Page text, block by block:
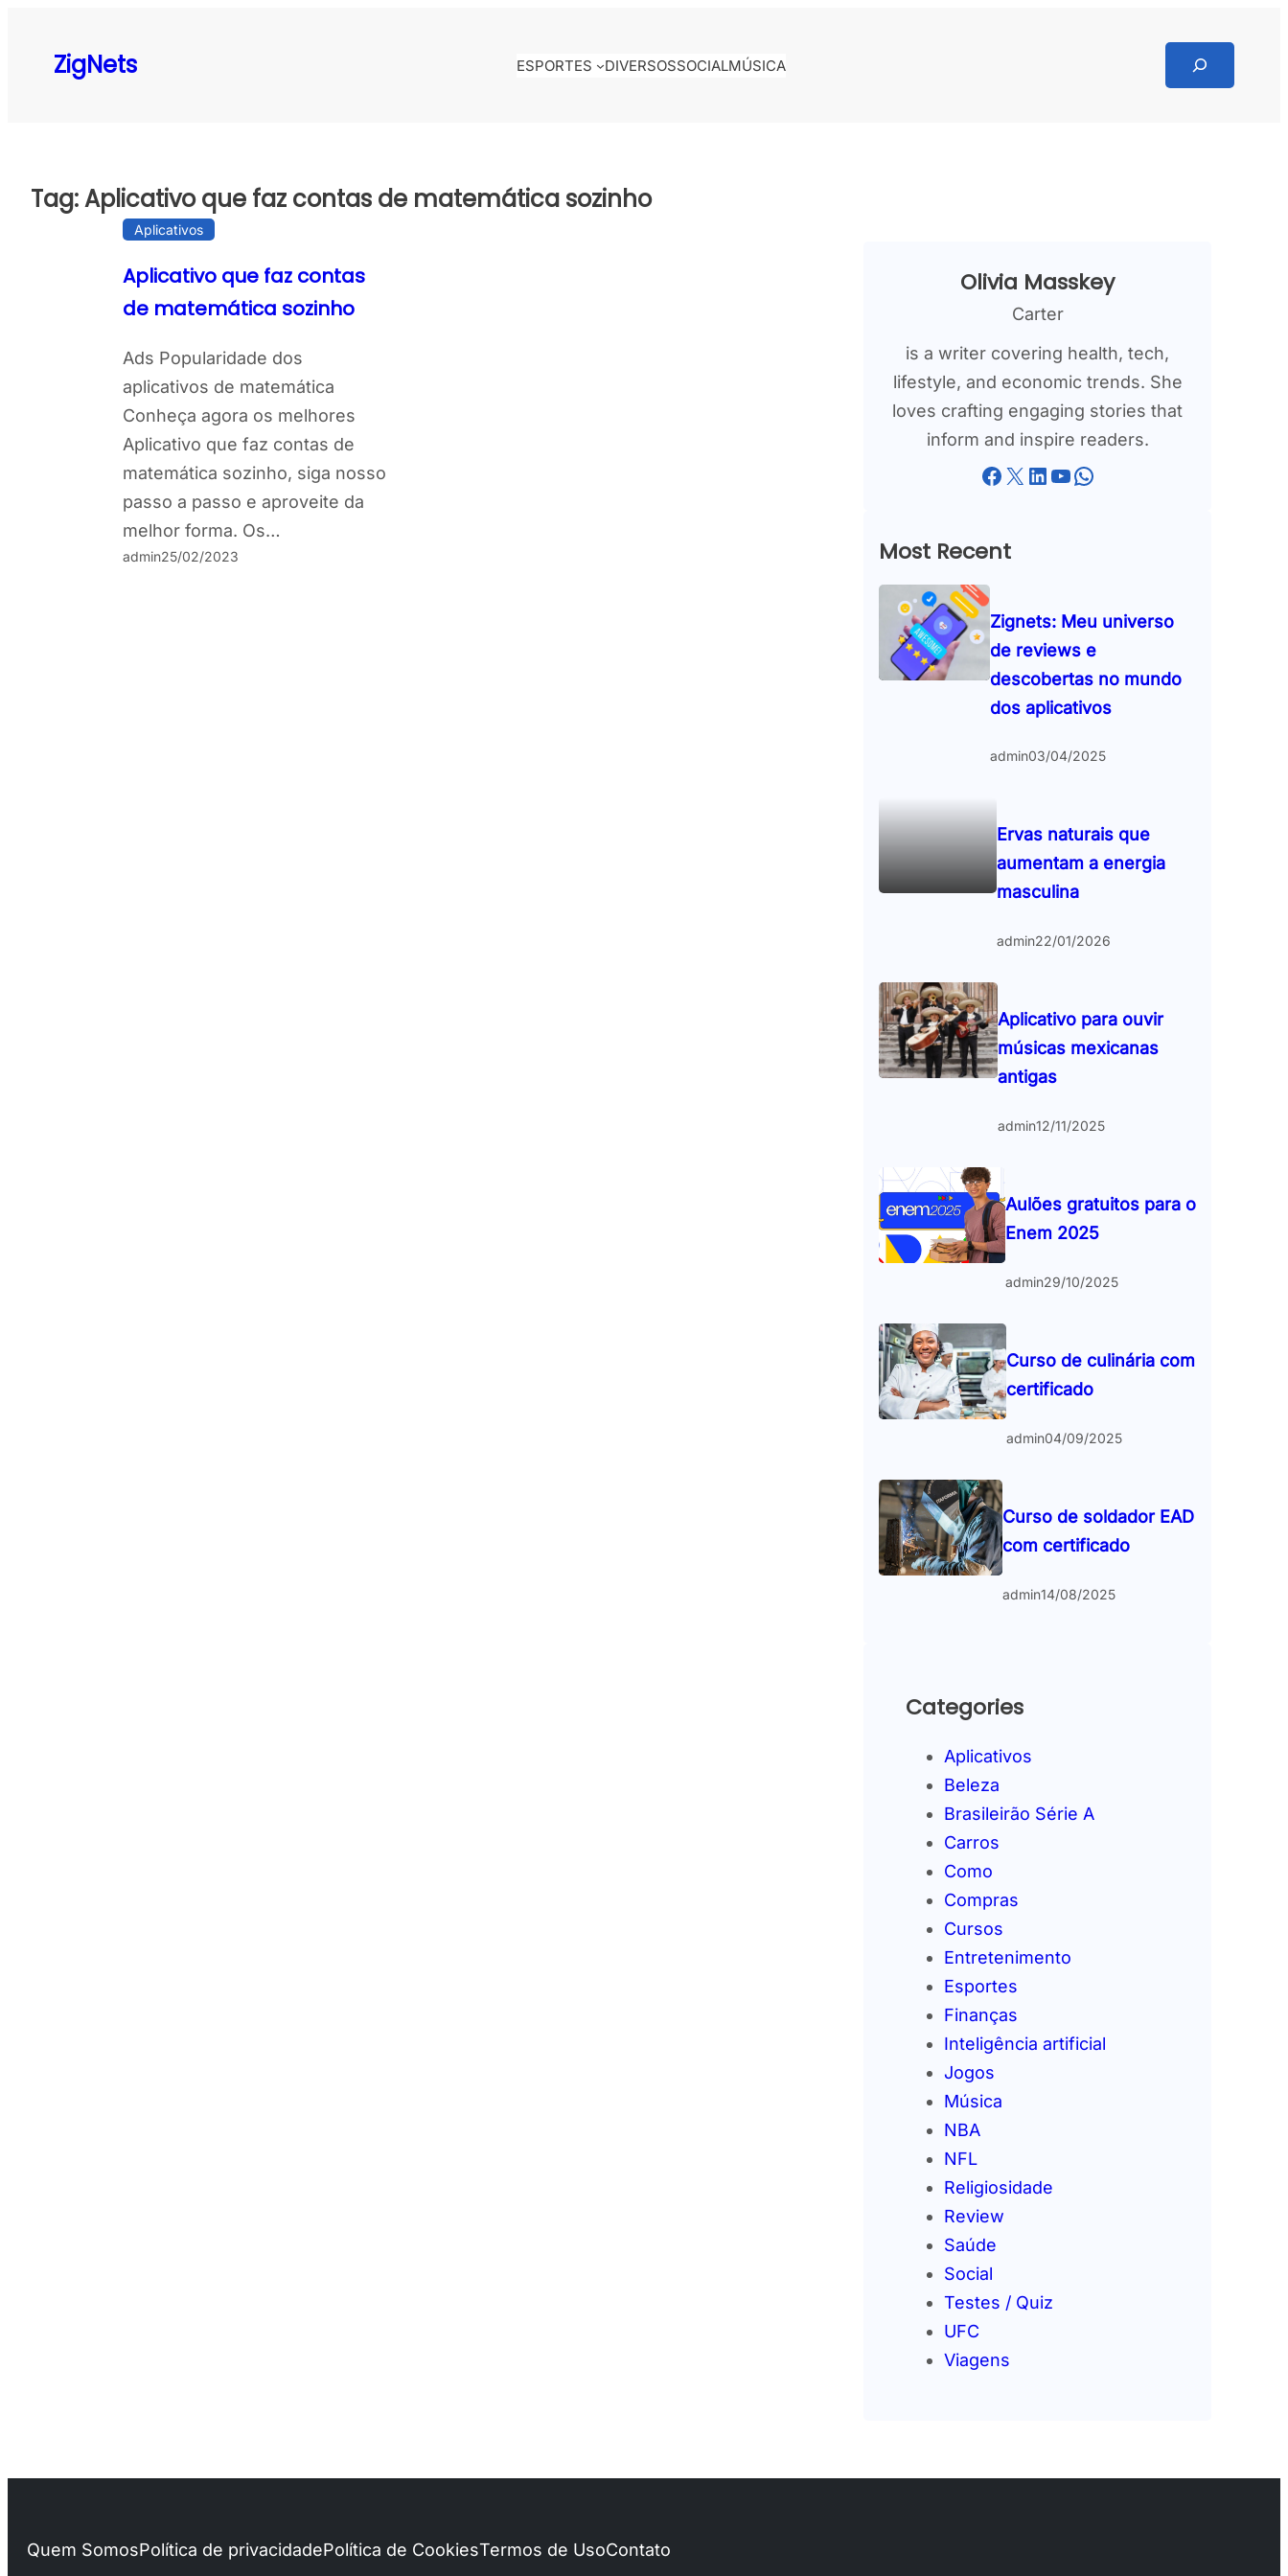
ZigNets ESPORTES DIVERSOSSOCIALMÚSICA
Search
Tag:Aplicativo que faz contas de matemática sozinho
Aplicativos
Aplicativo que faz contas
de matemática sozinho
Ads Popularidade dos
aplicativos de matemática
Conheça agora os melhores
Aplicativo que faz contas de
matemática sozinho, siga nosso
passo a passo e aproveite da
melhor forma. Os…
admin25/02/2023
Olivia Masskey
Carter
is a writer covering health, tech,
lifestyle, and economic trends. She
loves crafting engaging stories that
inform and inspire readers.
Facebook X LinkedIn YouTube WhatsApp
Most Recent
Zignets: Meu universo
de reviews e
descobertas no mundo
dos aplicativos
admin03/04/2025
Ervas naturais que
aumentam a energia
masculina
admin22/01/2026
Aplicativo para ouvir
músicas mexicanas
antigas
admin12/11/2025
Aulões gratuitos para o
Enem 2025
admin29/10/2025
Curso de culinária com
certificado
admin04/09/2025
Curso de soldador EAD
com certificado
admin14/08/2025
Categories
Aplicativos
Beleza
Brasileirão Série A
Carros
Como
Compras
Cursos
Entretenimento
Esportes
Finanças
Inteligência artificial
Jogos
Música
NBA
NFL
Religiosidade
Review
Saúde
Social
Testes / Quiz
UFC
Viagens
Quem SomosPolítica de privacidadePolítica de CookiesTermos de UsoContato